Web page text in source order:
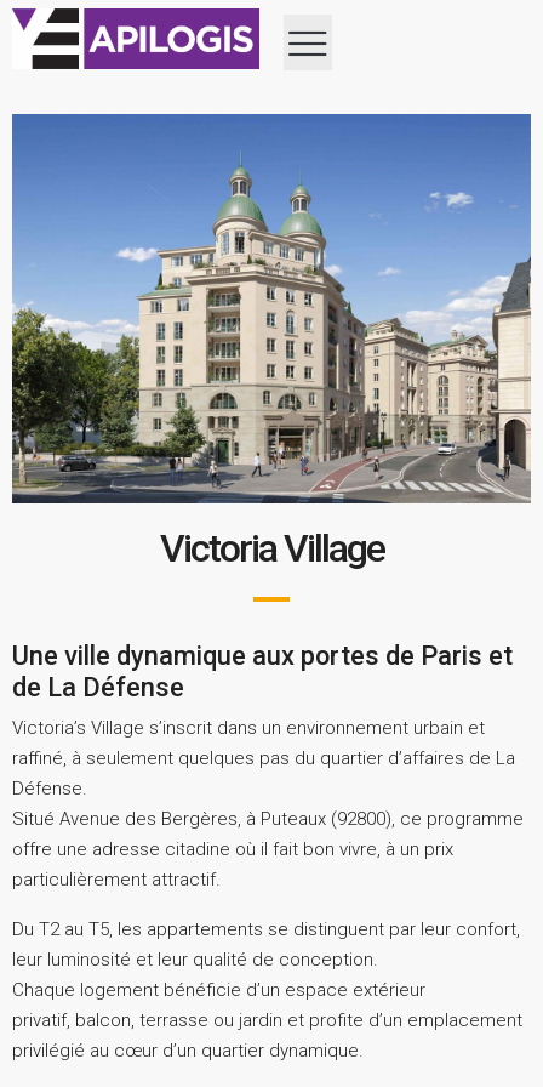
Victoria Village
Une ville dynamique aux portes de Paris et
de La Défense
Victoria’s Village s’inscrit dans un environnement urbain et
raffiné, à seulement quelques pas du quartier d’affaires de La
Défense.
Situé Avenue des Bergères, à Puteaux (92800), ce programme
offre une adresse citadine où il fait bon vivre, à un prix
particulièrement attractif.
Du T2 au T5, les appartements se distinguent par leur confort,
leur luminosité et leur qualité de conception.
Chaque logement bénéficie d’un espace extérieur
privatif, balcon, terrasse ou jardin et profite d’un emplacement
privilégié au cœur d’un quartier dynamique.